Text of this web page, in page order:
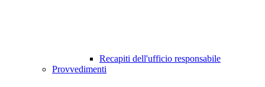
Recapiti dell'ufficio responsabile
Provvedimenti